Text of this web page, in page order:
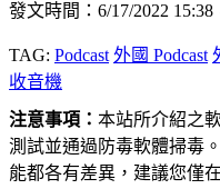
發文時間：6/17/2022
TAG: Podcast 外國 Podcast
收音機
注意事項： 本站所介紹之
測試並通過防毒軟體掃毒
能都各有差異，建議您僅